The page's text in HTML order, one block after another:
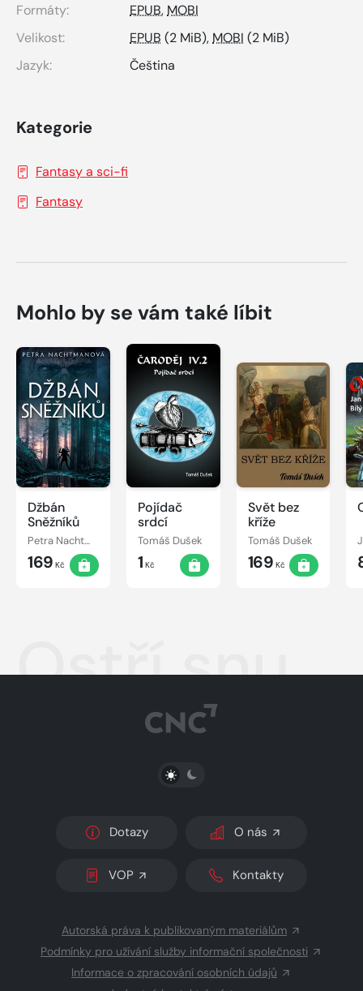
Formáty:
EPUB, MOBI
Velikost:
EPUB (2 MiB), MOBI (2 MiB)
Jazyk:
Čeština
Kategorie
Fantasy a sci-fi
Fantasy
Mohlo by se vám také líbit
Džbán
Sněžníků
Petra Nachtmanová
169 Kč
Pojídač
srdcí
Tomáš Dušek
1 Kč
Svět bez
kříže
Tomáš Dušek
169 Kč
Ostří snu
PŘEPNOUT SVĚTLÝ/TMAVÝ REŽIM
Dotazy O nás
VOP Kontakty
Autorská práva k publikovaným materiálům
Podmínky pro užívání služby informační společnosti
Informace o zpracování osobních údajů